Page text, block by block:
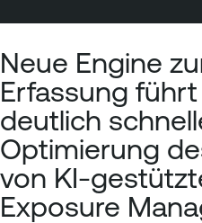
Neue Engine
Erfassung
deutlich
Optimierung
von KI-
Exposure